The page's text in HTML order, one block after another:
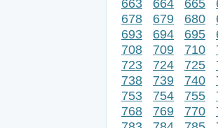
663
664 665
678
679 680
693
694 695
708
709 710
723
724 725
738
739 740
753
754 755
768
769 770